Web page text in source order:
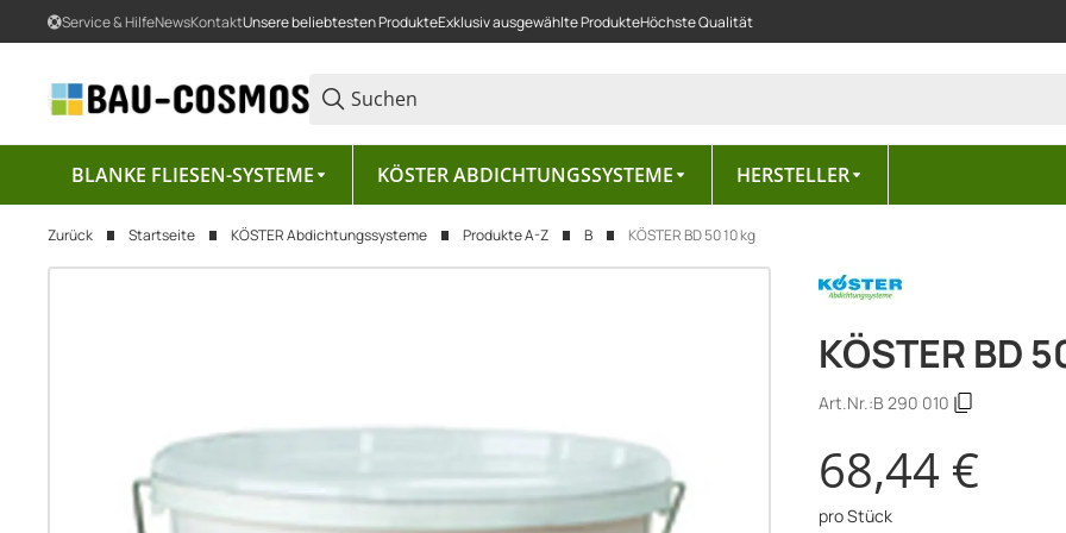
Service & HilfeNewsKontaktUnsere beliebtesten ProdukteExklusiv ausgewählte ProdukteHöchste Qualität
BLANKE FLIESEN-SYSTEME KÖSTER ABDICHTUNGSSYSTEME HERSTELLER
Zurück Startseite KÖSTER Abdichtungssysteme Produkte A-Z B KÖSTER BD 50 10 kg
KÖSTER BD
Art.Nr.:B 290 010
68,44 €
pro Stück